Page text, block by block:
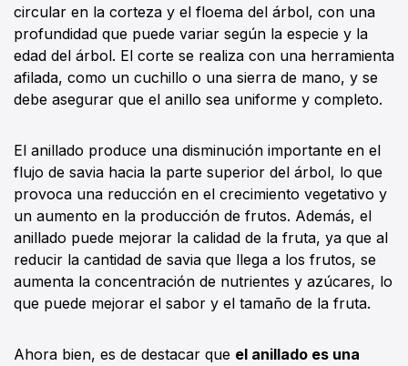
circular en la corteza y el floema del árbol, con una
profundidad que puede variar según la especie y la
edad del árbol. El corte se realiza con una herramienta
afilada, como un cuchillo o una sierra de mano, y se
debe asegurar que el anillo sea uniforme y completo.
El anillado produce una disminución importante en el
flujo de savia hacia la parte superior del árbol, lo que
provoca una reducción en el crecimiento vegetativo y
un aumento en la producción de frutos. Además, el
anillado puede mejorar la calidad de la fruta, ya que al
reducir la cantidad de savia que llega a los frutos, se
aumenta la concentración de nutrientes y azúcares, lo
que puede mejorar el sabor y el tamaño de la fruta.
Ahora bien, es de destacar que el anillado es una